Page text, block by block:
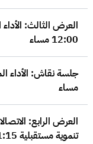
12:00 مساء
مساء
العرض الرابع:
تنموية مستقبلية 1:15 – 1:35 مساء